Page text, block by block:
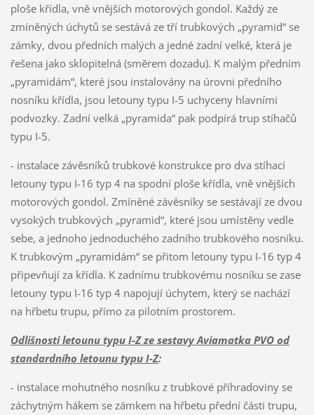
ploše křídla, vně vnějších motorových gondol. Každý ze
zmíněných úchytů se sestává ze tří trubkových „pyramid“ se
zámky, dvou předních malých a jedné zadní velké, která je
řešena jako sklopitelná (směrem dozadu). K malým předním
„pyramidám“, které jsou instalovány na úrovni předního
nosníku křídla, jsou letouny typu I-5 uchyceny hlavními
podvozky. Zadní velká „pyramida“ pak podpírá trup stíhačů
typu I-5.
- instalace závěsníků trubkové konstrukce pro dva stíhací
letouny typu I-16 typ 4 na spodní ploše křídla, vně vnějších
motorových gondol. Zmíněné závěsníky se sestávají ze dvou
vysokých trubkových „pyramid“, které jsou umístěny vedle
sebe, a jednoho jednoduchého zadního trubkového nosníku.
K trubkovým „pyramidám“ se přitom letouny typu I-16 typ 4
připevňují za křídla. K zadnímu trubkovému nosníku se zase
letouny typu I-16 typ 4 napojují úchytem, který se nachází
na hřbetu trupu, přímo za pilotním prostorem.
Odlišnosti letounu typu I-Z ze sestavy Aviamatka PVO od
standardního letounu typu I-Z:
- instalace mohutného nosníku z trubkové příhradoviny se
záchytným hákem se zámkem na hřbetu přední části trupu,